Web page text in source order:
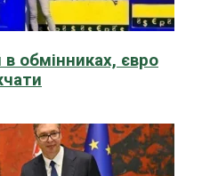
обмінниках, євро